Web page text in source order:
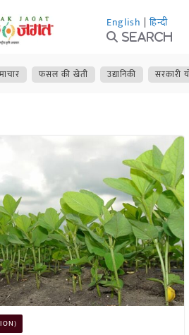
English | हिन्दी
Search
फसल की खेती उद्यानिकी सरकारी